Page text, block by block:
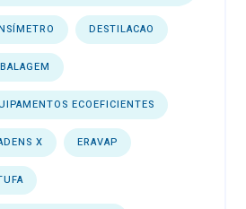
DESTILACAO
ECOEFICIENTES
X ERAVAP